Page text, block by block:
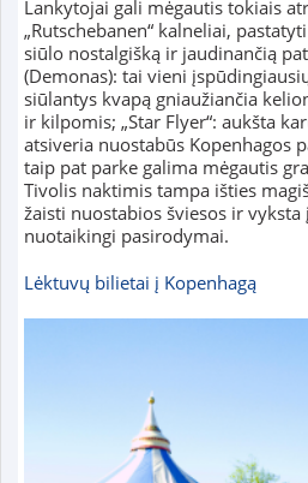
Lankytojai gali mėgautis tokiais
„Rutschebanen“ kalneliai,
siūlo nostalgišką ir jaudinančią
(Demonas): tai vieni
siūlantys kvapą gniaužiančia
ir kilpomis; „Star Flyer“: aukšta
atsiveria nuostabūs Kopenhagos
taip pat parke galima mėgautis
Tivolis naktimis tampa išties
žaisti nuostabios šviesos ir
nuotaikingi pasirodymai.
Lėktuvų bilietai į Kopenhagą